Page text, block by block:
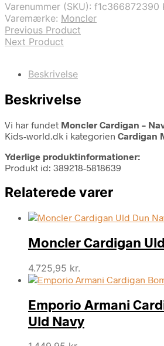
2.839,95 kr..1.845,97 kr..
Varenummer (SKU): f1c366872390
Varemærke: Moncler
Previous Product
Next Product
Beskrivelse
Beskrivelse
Vi har fundet Moncler Cardigan –
Kids-world.dk i kategorien Cardigan
Yderlige produktinformationer:
Produkt id: 389218-5818639
Relaterede varer
Moncler Cardigan
4.725,95 kr.
Emporio Armani
Uld Navy